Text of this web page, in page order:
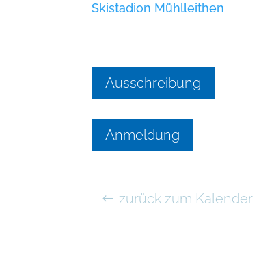
Skistadion Mühlleithen
Ausschreibung
Anmeldung
zurück zum Kalender